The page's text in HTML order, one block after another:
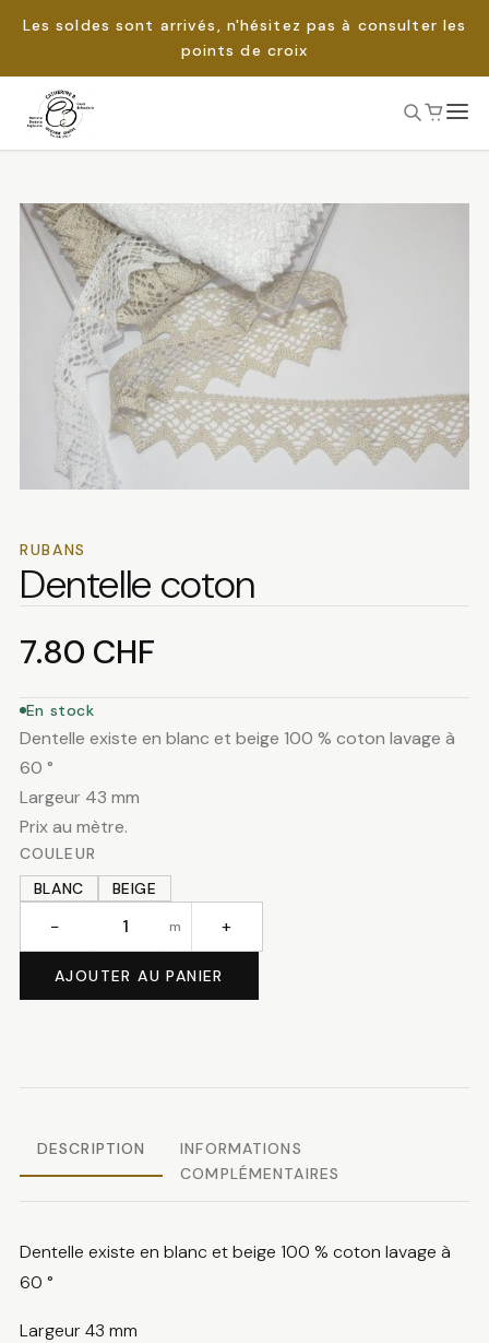
Les soldes sont arrivés, n'hésitez pas à consulter les
points de croix
Passer
RUBANS
Dentelle coton
7.80 CHF
En stock
Dentelle existe en blanc et beige 100 % coton lavage à
60 °
Largeur 43 mm
Prix au mètre.
COULEUR
BLANC
BEIGE
Dentelle
− m +
AJOUTER AU PANIER
DESCRIPTION
INFORMATIONS
COMPLÉMENTAIRES
Dentelle existe en blanc et beige 100 % coton lavage à
60 °
Largeur 43 mm